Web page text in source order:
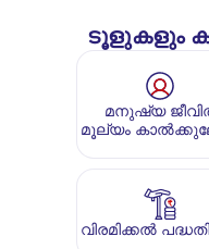
ടൂളുകളും
മനുഷ്യ
മൂല്യം
വിരമിക്കൽ